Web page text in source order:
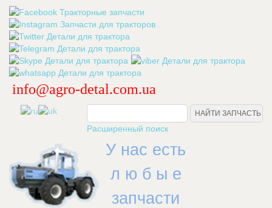
info@agro-detal.com.ua
Расширенный поиск
У нас есть
л ю б ы е
запчасти